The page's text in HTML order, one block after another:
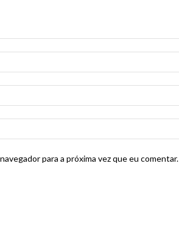
para a próxima vez que eu comentar.